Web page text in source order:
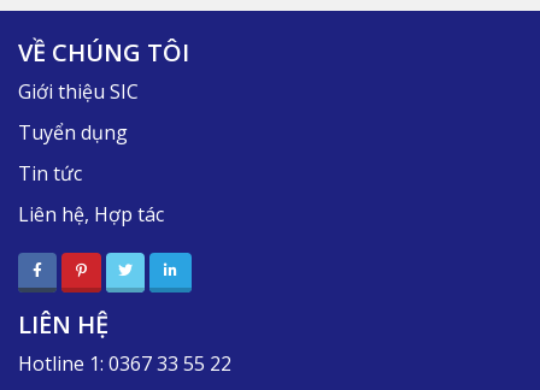
VỀ CHÚNG TÔI
Giới thiệu SIC
Tuyển dụng
Tin tức
Liên hệ, Hợp tác
LIÊN HỆ
Hotline 1: 0367 33 55 22